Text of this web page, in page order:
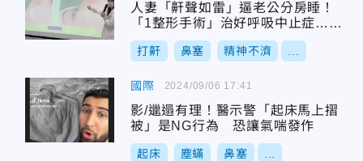
人妻「鼾聲如雷」逼老公分房睡！
「1整形手術」治好呼吸中止症…還
變美
打鼾 鼻塞 精神不濟
國際
影/邋遢有理！醫示警「起床馬上摺
被」是NG行為 恐讓氣喘發作
起床 塵蟎 鼻塞
2024/09/06 17:41